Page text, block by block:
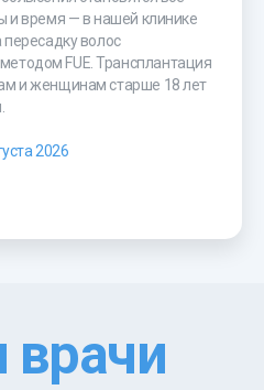
и время — в нашей клинике
пересадку волос
FUE. Трансплантация
и женщинам старше 18 лет
2026